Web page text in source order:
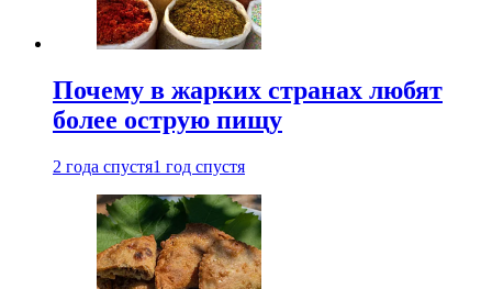
Почему в жарких странах любят
более острую пищу
2 года спустя1 год спустя